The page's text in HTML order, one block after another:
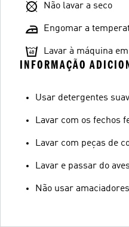
Não lavar a seco
Engomar a
Lavar à máquina
INFORMAÇÃO
Usar detergentes
Lavar com os fechos
Lavar com peças de
Lavar e passar do
Não usar amaciadores